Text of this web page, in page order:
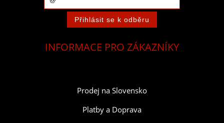
INFORMACE PRO ZÁKAZNÍKY
Prodej na Slovensko
Platby a Doprava